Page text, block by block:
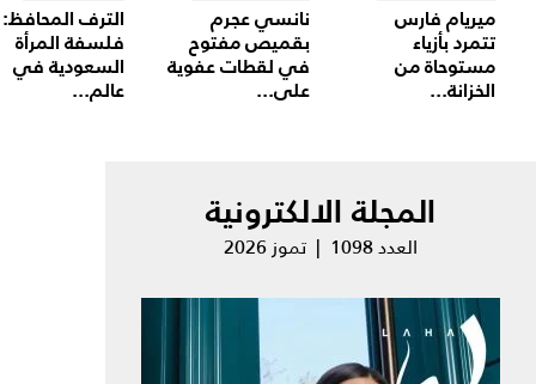
ميريام فارس
تتمرد بأزياء
مستوحاة من
الخزانة...
نانسي عجرم
بقميص مفتوح
في لقطات عفوية
على...
الترف المحافظ:
فلسفة المرأة
السعودية في
عالم...
المجلة الالكترونية
العدد 1098 | تموز 2026